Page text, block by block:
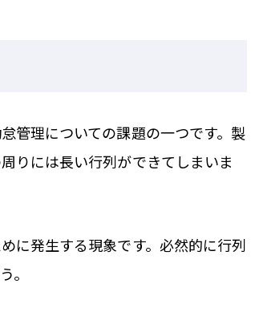
管理についての課題の一つです。製
りには長い行列ができてしまいま
に発生する現象です。必然的に行列
。